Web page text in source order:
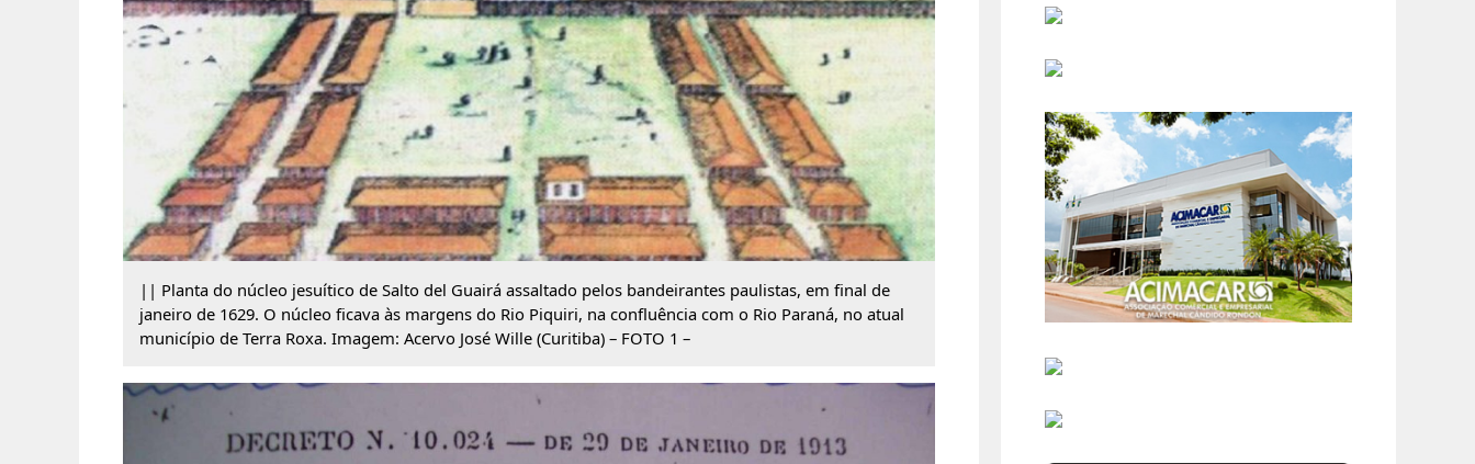
|| Planta do núcleo jesuítico de Salto del Guairá assaltado pelos bandeirantes paulistas, em final de
janeiro de 1629. O núcleo ficava às margens do Rio Piquiri, na confluência com o Rio Paraná, no atual
município de Terra Roxa. Imagem: Acervo José Wille (Curitiba) – FOTO 1 –